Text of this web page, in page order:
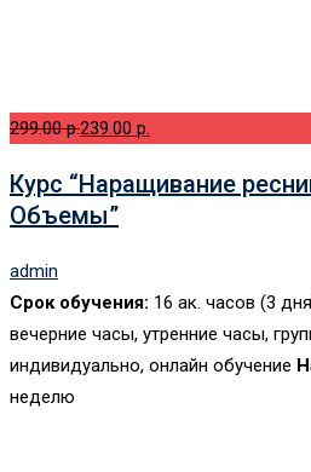
299.00 p.239.00 p.
Курс “Наращивание
Объемы”
admin
Срок обучения: 16 ак. часов (3
вечерние часы, утренние часы,
индивидуально, онлайн обучение
неделю